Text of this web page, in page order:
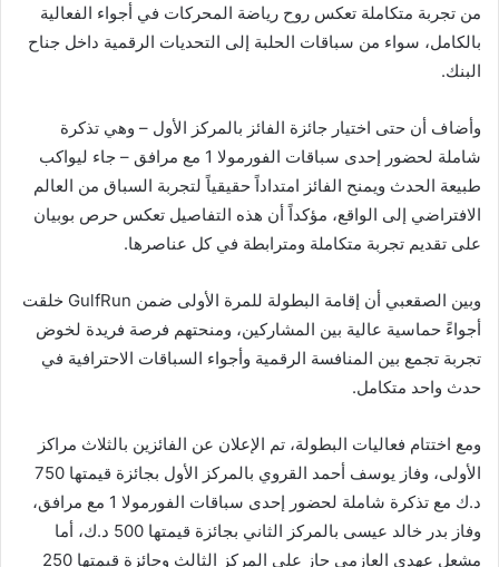
من تجربة متكاملة تعكس روح رياضة المحركات في أجواء الفعالية
بالكامل، سواء من سباقات الحلبة إلى التحديات الرقمية داخل جناح
البنك.
وأضاف أن حتى اختيار جائزة الفائز بالمركز الأول – وهي تذكرة
شاملة لحضور إحدى سباقات الفورمولا 1 مع مرافق – جاء ليواكب
طبيعة الحدث ويمنح الفائز امتداداً حقيقياً لتجربة السباق من العالم
الافتراضي إلى الواقع، مؤكداً أن هذه التفاصيل تعكس حرص بوبيان
على تقديم تجربة متكاملة ومترابطة في كل عناصرها.
وبين الصقعبي أن إقامة البطولة للمرة الأولى ضمن GulfRun خلقت
أجواءً حماسية عالية بين المشاركين، ومنحتهم فرصة فريدة لخوض
تجربة تجمع بين المنافسة الرقمية وأجواء السباقات الاحترافية في
حدث واحد متكامل.
ومع اختتام فعاليات البطولة، تم الإعلان عن الفائزين بالثلاث مراكز
الأولى، وفاز يوسف أحمد القروي بالمركز الأول بجائزة قيمتها 750
د.ك مع تذكرة شاملة لحضور إحدى سباقات الفورمولا 1 مع مرافق،
وفاز بدر خالد عيسى بالمركز الثاني بجائزة قيمتها 500 د.ك، أما
مشعل عهدي العازمي حاز على المركز الثالث وجائزة قيمتها 250